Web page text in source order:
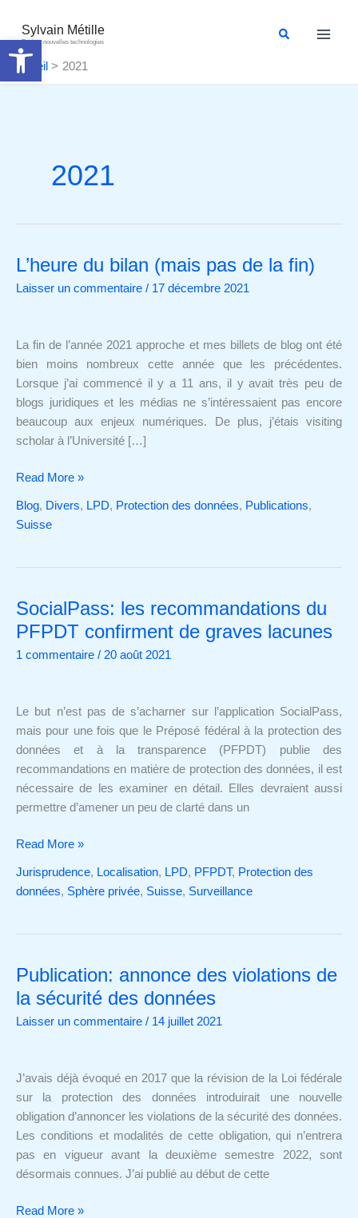
Ouvrir la barre d’outils
contenu
Sylvain Métille
Droit et nouvelles technologies
Rechercher
Accueil 2021
2021
L’heure du bilan (mais pas de la fin)
Laisser un commentaire / 17 décembre 2021
La fin de l’année 2021 approche et mes billets de blog ont été
bien moins nombreux cette année que les précédentes.
Lorsque j’ai commencé il y a 11 ans, il y avait très peu de
blogs juridiques et les médias ne s’intéressaient pas encore
beaucoup aux enjeux numériques. De plus, j’étais visiting
scholar à l’Université […]
L’heure
du
pas
de
la
fin)
Read More »
Blog, Divers, LPD, Protection des données, Publications,
Suisse
SocialPass: les recommandations du
PFPDT confirment de graves lacunes
1 commentaire / 20 août 2021
Le but n’est pas de s’acharner sur l’application SocialPass,
mais pour une fois que le Préposé fédéral à la protection des
données et à la transparence (PFPDT) publie des
recommandations en matière de protection des données, il est
nécessaire de les examiner en détail. Elles devraient aussi
permettre d’amener un peu de clarté dans un
SocialPass:
les
graves
Read More »
Jurisprudence, Localisation, LPD, PFPDT, Protection des
données, Sphère privée, Suisse, Surveillance
Publication: annonce des violations de
la sécurité des données
Laisser un commentaire / 14 juillet 2021
J’avais déjà évoqué en 2017 que la révision de la Loi fédérale
sur la protection des données introduirait une nouvelle
obligation d’annoncer les violations de la sécurité des données.
Les conditions et modalités de cette obligation, qui n’entrera
pas en vigueur avant la deuxième semestre 2022, sont
désormais connues. J’ai publié au début de cette
Publication:
annonce
données
Read More »